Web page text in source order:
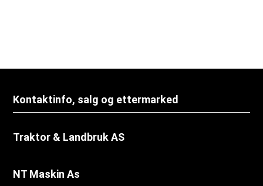
Kontaktinfo, salg og ettermarked
Traktor & Landbruk AS
NT Maskin As